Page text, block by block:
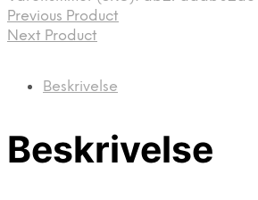
Previous Product
Next Product
Beskrivelse
Beskrivelse